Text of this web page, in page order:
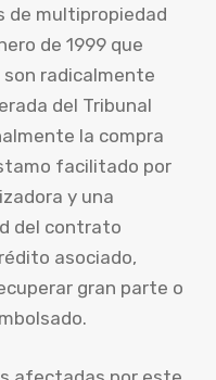
de multipropiedad
de 1999 que
radicalmente
del Tribunal
la compra
facilitado por
y una
del contrato
asociado,
gran parte o